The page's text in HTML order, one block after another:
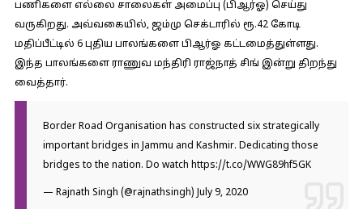
பணிகளை எல்லை சாலைகள் அமைப்பு (பிஆர்ஓ) செய்து
வருகிறது. அவ்வகையில், ஜம்மு செக்டாரில் ரூ.42 கோடி
மதிப்பீட்டில் 6 புதிய பாலங்களை பிஆர்ஓ கட்டமைத்துள்ளது.
இந்த பாலங்களை ராணுவ மந்திரி ராஜ்நாத் சிங் இன்று திறந்து
வைத்தார்.
Border Road Organisation has constructed six strategically
important bridges in Jammu and Kashmir. Dedicating those
bridges to the nation. Do watch https://t.co/WWG89hf5GK
— Rajnath Singh (@rajnathsingh) July 9, 2020